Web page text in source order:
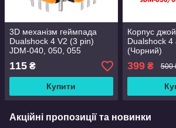
3D механізм геймпада
Dualshock 4 V2 (3 pin)
JDM-040, 050, 055
(Original) (Orange)
115 ₴
Купити
Корпус
Dualshock 4
(Чорний)
399₴ 500
Акційні пропозиції та новинки